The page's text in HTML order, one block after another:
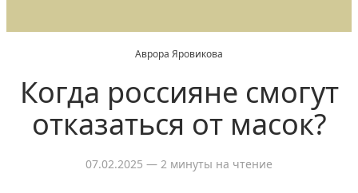
Аврора Яровикова
Когда россияне смогут
отказаться от масок?
07.02.2025 — 2 минуты на чтение